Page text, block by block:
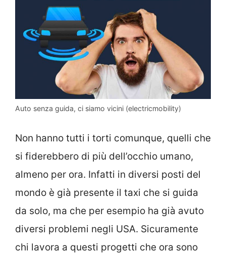
Auto senza guida, ci siamo vicini (electricmobility)
Non hanno tutti i torti comunque, quelli che
si fiderebbero di più dell’occhio umano,
almeno per ora. Infatti in diversi posti del
mondo è già presente il taxi che si guida
da solo, ma che per esempio ha già avuto
diversi problemi negli USA. Sicuramente
chi lavora a questi progetti che ora sono